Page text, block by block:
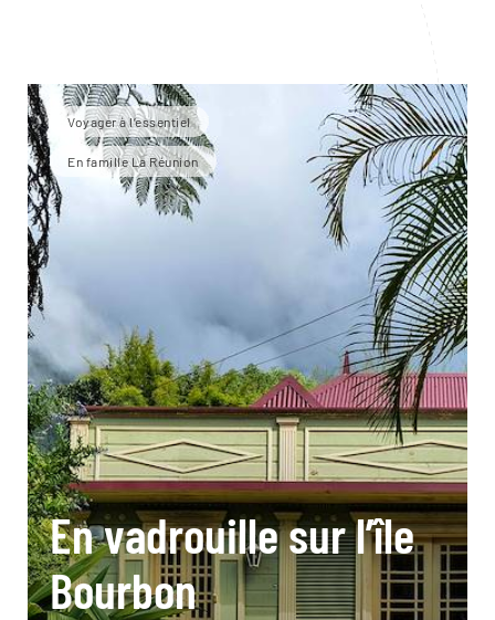
Voyager à l’essentiel
En famille La Réunion
En vadrouille sur l’île
Bourbon